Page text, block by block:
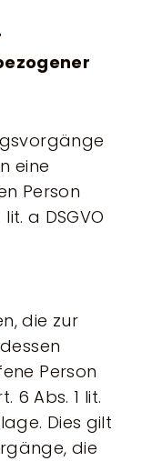
eine
Person
a DSGVO
die zur
Person
6 Abs. 1 lit.
Dies gilt
die